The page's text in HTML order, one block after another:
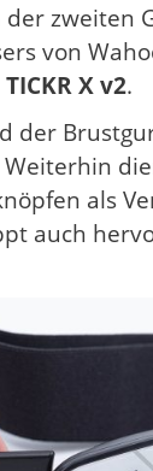
zweiten
von
X v2.
der
als
auch